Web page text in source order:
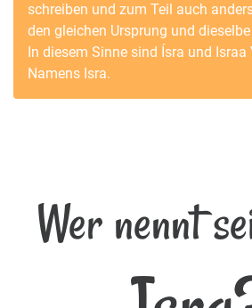
schreiben und zum Teil auch
den gleichen Ursprung und
In diesem Sinne sind Ísra und Israa
Namens Isra.
Wer nennt